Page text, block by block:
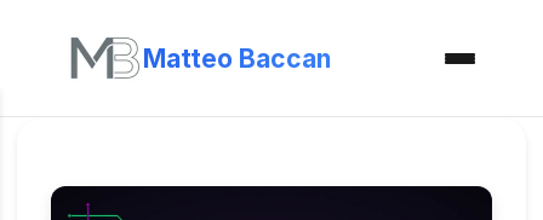
Matteo Baccan